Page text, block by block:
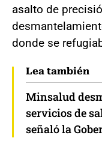
asalto de
donde se
Lea también
Minsalud
servicios de
señaló la